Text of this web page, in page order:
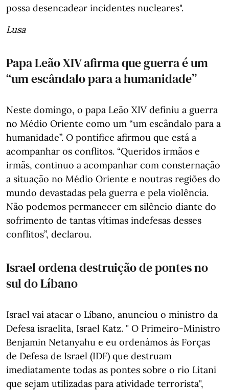
possa desencadear incidentes nucleares".
Lusa
Papa Leão XIV afirma que guerra é um
“um escândalo para a humanidade”
Neste domingo, o papa Leão XIV definiu a guerra
no Médio Oriente como um “um escândalo para a
humanidade”. O pontífice afirmou que está a
acompanhar os conflitos. “Queridos irmãos e
irmãs, continuo a acompanhar com consternação
a situação no Médio Oriente e noutras regiões do
mundo devastadas pela guerra e pela violência.
Não podemos permanecer em silêncio diante do
sofrimento de tantas vítimas indefesas desses
conflitos”, declarou.
Israel ordena destruição de pontes no
sul do Líbano
Israel vai atacar o Líbano, anunciou o ministro da
Defesa israelita, Israel Katz. " O Primeiro-Ministro
Benjamin Netanyahu e eu ordenámos às Forças
de Defesa de Israel (IDF) que destruam
imediatamente todas as pontes sobre o rio Litani
que sejam utilizadas para atividade terrorista",